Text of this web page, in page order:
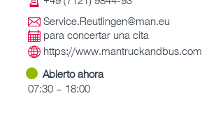
Service.Reutlingen@man.eu
para concertar una cita
https://www.mantruckandbus.com
Abierto ahora
07:30 – 18:00